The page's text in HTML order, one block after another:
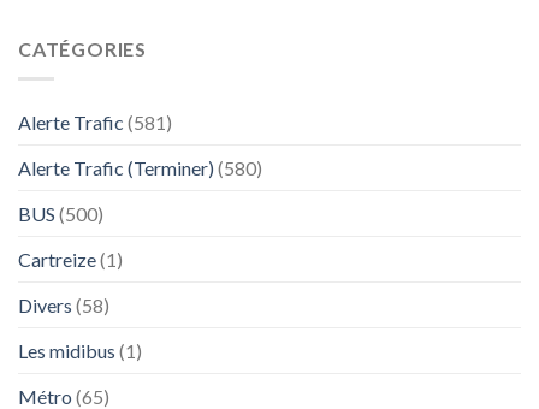
CATÉGORIES
Alerte Trafic (581)
Alerte Trafic (Terminer) (580)
BUS (500)
Cartreize(1)
Divers (58)
Les midibus (1)
Métro (65)